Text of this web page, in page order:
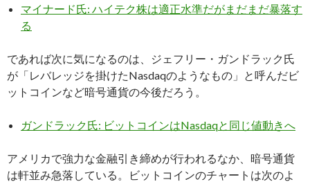
マイナード氏: ハイテク株は適正水準だがまだまだ暴落す
る
であれば次に気になるのは、ジェフリー・ガンドラック氏
が「レバレッジを掛けたNasdaqのようなもの」と呼んだビ
ットコインなど暗号通貨の今後だろう。
ガンドラック氏: ビットコインはNasdaqと同じ値動きへ
アメリカで強力な金融引き締めが行われるなか、暗号通貨
は軒並み急落している。ビットコインのチャートは次のよ